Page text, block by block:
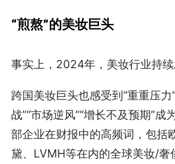
“煎熬”的美妆巨头
事实上，2024年，美妆行业持续
跨国美妆巨头也感受到“重重压力
战”“市场逆风”“增长不及预期”成
部企业在财报中的高频词，包括
黛、LVMH等在内的全球美妆/奢